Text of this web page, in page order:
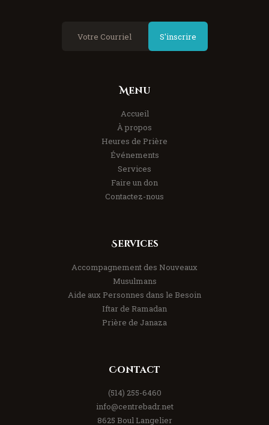
S'inscrire
Menu
Accueil
À propos
Heures de Prière
Événements
Services
Faire un don
Contactez-nous
Services
Accompagnement des Nouveaux
Musulmans
Aide aux Personnes dans le Besoin
Iftar de Ramadan
Prière de Janaza
Contact
(514) 255-6460
info@centrebadr.net
8625 Boul Langelier